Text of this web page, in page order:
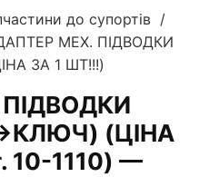
до супортів /
МЕХ. ПІДВОДКИ
ЗА 1 ШТ!!!)
>КЛЮЧ) (ЦІНА
10-1110) —